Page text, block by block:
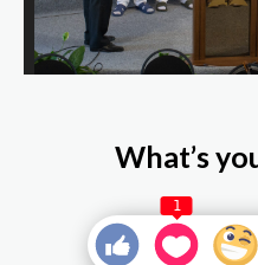
What’s
1